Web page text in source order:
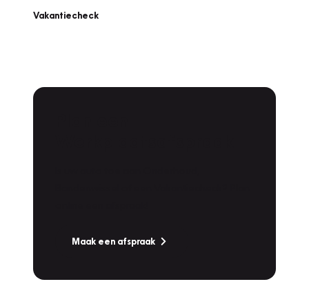
Vakantiecheck
Maak een afspraak